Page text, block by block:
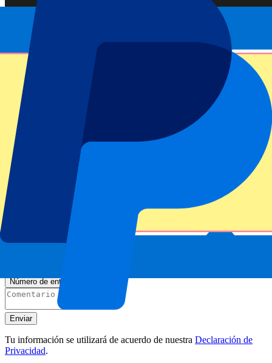
Entradas oficiales
Acceso 100% garantizado. Entradas facilitadas directamente por el
organizador.
Este evento está agotado
Suscríbete y recibe siempre todas las actualizaciones, ofertas y
Número de entradas*
Enviar
Tu información se utilizará de acuerdo de nuestra Declaración de
Privacidad.